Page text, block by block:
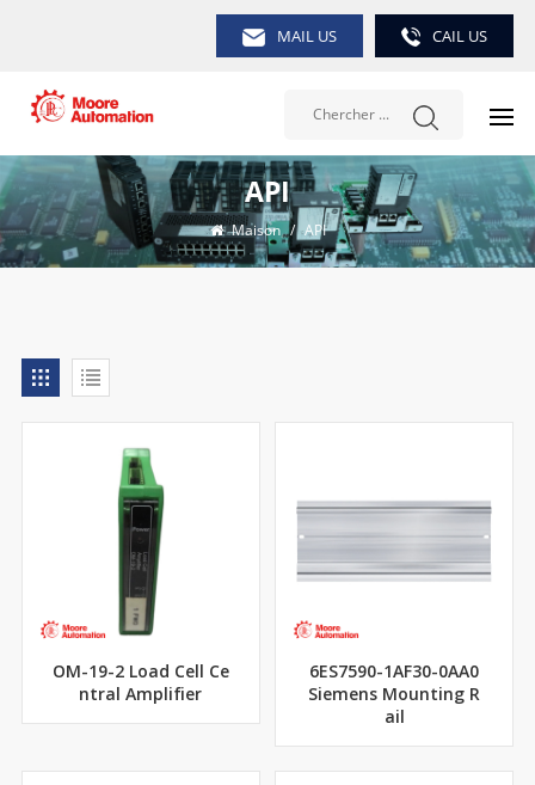
MAIL US CAIL US
API
Maison / API
OM-19-2 Load Cell Ce
ntral Amplifier
6ES7590-1AF30-0AA0
Siemens Mounting R
ail